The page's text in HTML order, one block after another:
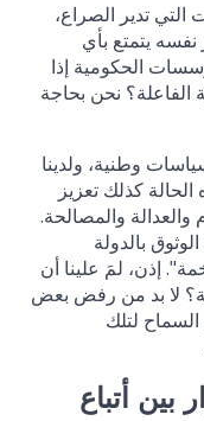
تدير الصراع،
نفسه يتمتع بأي
الحكومية إذا
الفاعلة؟ نحن بحاجة
وطنية، ولدينا
كذلك تعزيز
والمصالحة.
بالدولة
إذن، لمَ علينا أن
لا بد من رفض بعض
لتلك
أتباع